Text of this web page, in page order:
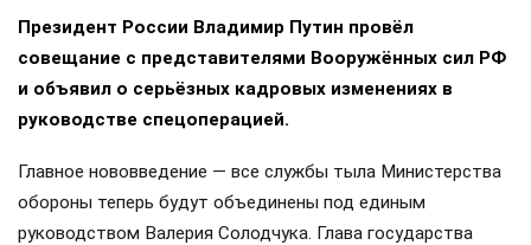
Президент России Владимир Путин провёл
совещание с представителями Вооружённых сил РФ
и объявил о серьёзных кадровых изменениях в
руководстве спецоперацией.
Главное нововведение — все службы тыла Министерства
обороны теперь будут объединены под единым
руководством Валерия Солодчука. Глава государства